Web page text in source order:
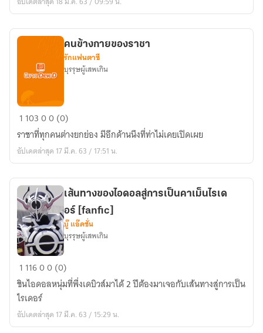
ผิด
ซะ
คน
กาย
ของ
คนข้างกายของราชา
รักแฟนตาซี
บุรรุษผู้เสพเกิน
1 10300 (0)
ราชาที่ทุกคนต่างยกย่อง มีอีกด้านนึงที่ท่าไม่เคยเปิดเผย
อัปเดตล่าสุด 17 มี.ค. 63 / 17:51 น.
เส้น
ทาง
ของ
ไอ
ดอล
เส้นทางของไอดอลสู่การเป็นคาเม็นไรเด
อร์ [fanfic]
บู๊ แอ๊คชั่น
บุรรุษผู้เสพเกิน
1 11600 (0)
ชินไอดอลหนุ่มที่พึ่งเดบิวส์มาได้ 2 ปีต้องมาเจอกับเส้นทางสู่การเป็น
ไรเดอร์
อัปเดตล่าสุด 17 มี.ค. 63 / 15:29 น.